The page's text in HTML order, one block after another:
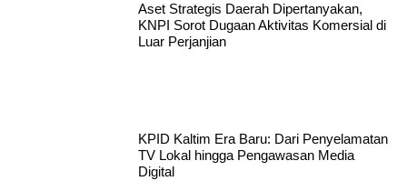
Aset Strategis Daerah Dipertanyakan,
KNPI Sorot Dugaan Aktivitas Komersial di
Luar Perjanjian
KPID Kaltim Era Baru: Dari Penyelamatan
TV Lokal hingga Pengawasan Media
Digital